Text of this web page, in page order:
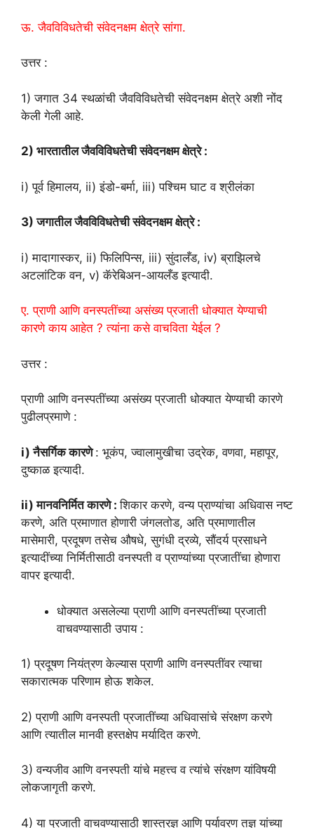
ऊ. जैवविविधतेची संवेदनक्षम क्षेत्रे सांगा.
उत्तर :
1) जगात 34 स्थळांची जैवविविधतेची संवेदनक्षम क्षेत्रे अशी नोंद
केली गेली आहे.
2) भारतातील जैवविविधतेची संवेदनक्षम क्षेत्रे :
i) पूर्व हिमालय, ii) इंडो-बर्मा, iii) पश्चिम घाट व श्रीलंका
3) जगातील जैवविविधतेची संवेदनक्षम क्षेत्रे :
i) मादागास्कर, ii) फिलिपिन्स, iii) सुंदालँड, iv) ब्राझिलचे
अटलांटिक वन, v) कॅरेबिअन-आयलँड इत्यादी.
ए. प्राणी आणि वनस्पतींच्या असंख्य प्रजाती धोक्यात येण्याची
कारणे काय आहेत ? त्यांना कसे वाचविता येईल ?
उत्तर :
प्राणी आणि वनस्पतींच्या असंख्य प्रजाती धोक्यात येण्याची कारणे
पुढीलप्रमाणे :
i) नैसर्गिक कारणे: भूकंप, ज्वालामुखीचा उद्रेक, वणवा, महापूर,
दुष्काळ इत्यादी.
ii) मानवनिर्मित कारणे :शिकार करणे, वन्य प्राण्यांचा अधिवास नष्ट
करणे, अति प्रमाणात होणारी जंगलतोड, अति प्रमाणातील
मासेमारी, प्रदूषण तसेच औषधे, सुगंधी द्रव्ये, सौंदर्य प्रसाधने
इत्यादींच्या निर्मितीसाठी वनस्पती व प्राण्यांच्या प्रजातींचा होणारा
वापर इत्यादी.
धोक्यात असलेल्या प्राणी आणि वनस्पतींच्या प्रजाती
वाचवण्यासाठी उपाय :
1) प्रदूषण नियंत्रण केल्यास प्राणी आणि वनस्पतींवर त्याचा
सकारात्मक परिणाम होऊ शकेल.
2) प्राणी आणि वनस्पती प्रजातींच्या अधिवासांचे संरक्षण करणे
आणि त्यातील मानवी हस्तक्षेप मर्यादित करणे.
3) वन्यजीव आणि वनस्पती यांचे महत्त्व व त्यांचे संरक्षण यांविषयी
लोकजागृती करणे.
4) या प्रजाती वाचवण्यासाठी शास्त्रज्ञ आणि पर्यावरण तज्ञ यांच्या